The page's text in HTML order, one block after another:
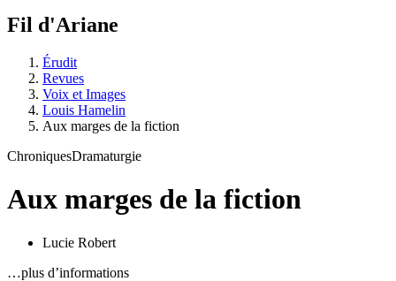
Fil d'Ariane
Érudit
Revues
Voix et Images
Louis Hamelin
Aux marges de la fiction
ChroniquesDramaturgie
Aux marges de la fiction
Lucie Robert
…plus d’informations